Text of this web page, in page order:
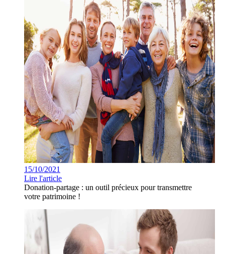
15/10/2021
Lire l'article
Donation-partage : un outil précieux pour transmettre
votre patrimoine !